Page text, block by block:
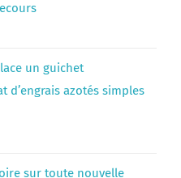
un guichet
d’engrais azotés simples
sur toute nouvelle